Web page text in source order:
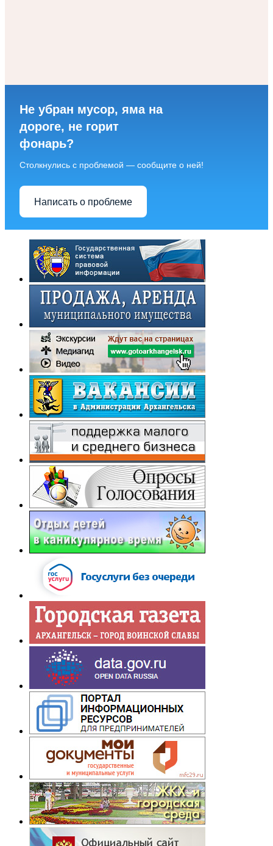
Не убран мусор, яма на
дороге, не горит
фонарь?
Столкнулись с проблемой — сообщите о ней!
Написать о проблеме